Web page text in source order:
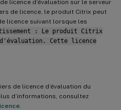
licence d’évaluation sur le serveur
de licence, le produit Citrix peut
licence suivant lorsque les
: Le produit Citrix
Cette licence
de licence d’évaluation du
d’informations, consultez